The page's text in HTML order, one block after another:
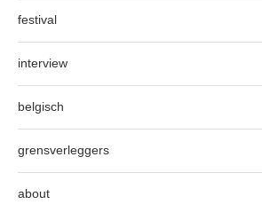
festival
interview
belgisch
grensverleggers
about